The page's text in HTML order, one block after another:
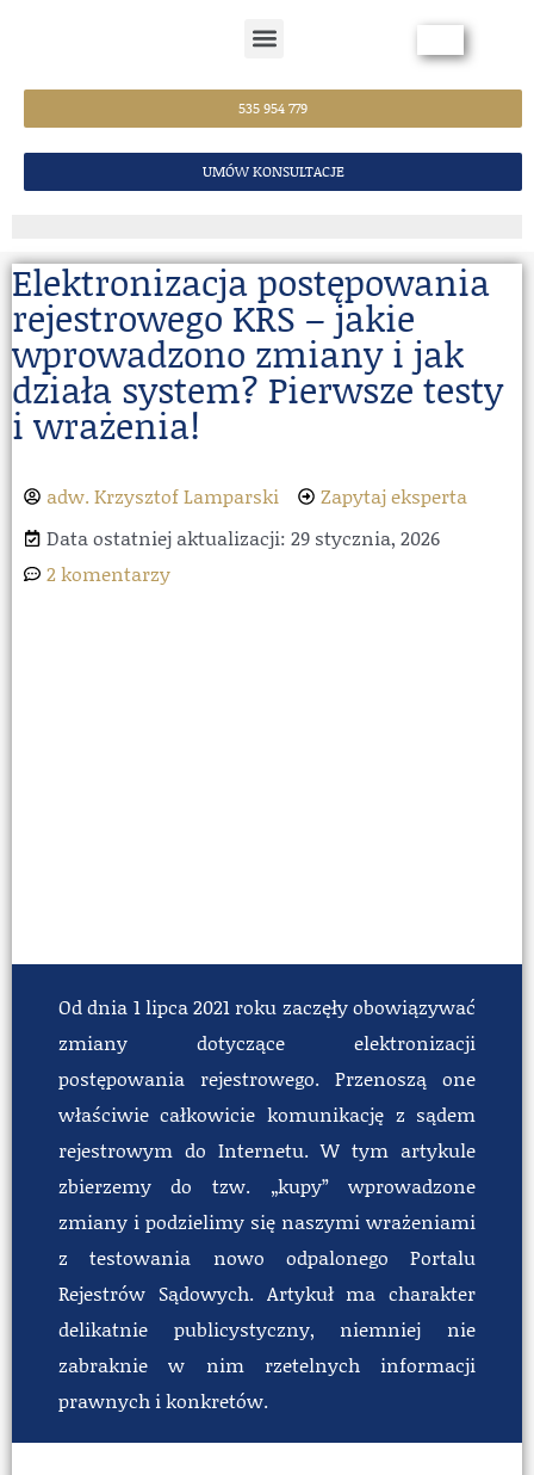
535 954 779
UMÓW KONSULTACJE
Elektronizacja postępowania
rejestrowego KRS – jakie
wprowadzono zmiany i jak
działa system? Pierwsze testy
i wrażenia!
adw. Krzysztof Lamparski
Zapytaj eksperta
Data ostatniej aktualizacji: 29 stycznia, 2026
2 komentarzy
Od dnia 1 lipca 2021 roku zaczęły obowiązywać
zmiany dotyczące elektronizacji
postępowania rejestrowego. Przenoszą one
właściwie całkowicie komunikację z sądem
rejestrowym do Internetu. W tym artykule
zbierzemy do tzw. „kupy” wprowadzone
zmiany i podzielimy się naszymi wrażeniami
z testowania nowo odpalonego Portalu
Rejestrów Sądowych. Artykuł ma charakter
delikatnie publicystyczny, niemniej nie
zabraknie w nim rzetelnych informacji
prawnych i konkretów.